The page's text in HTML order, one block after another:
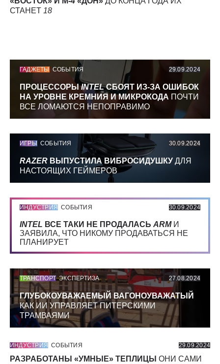
СТАНЕТ 18
ГАДЖЕТЫ СОБЫТИЯ 29.09.2024
ПРОЦЕССОРЫINTELСБОЯТ ИЗ-ЗА ОШИБОК
НА УРОВНЕ КРЕМНИЯ И МИКРОКОДА ПОЧТИ
ВСЕ ЛОМАЮТСЯ НЕПОПРАВИМО
ИГРЫ СОБЫТИЯ 30.09.2024
RAZER ВЫПУСТИЛА ВИБРОСИДУШКУ ДЛЯ
НАСТОЯЩИХ ГЕЙМЕРОВ
ИНДУСТРИЯ СОБЫТИЯ 30.09.2024
INTEL ВСЕ ТАКИ НЕ ПРОДАЛАСЬ ARMИ
ЗАЯВИЛА, ЧТО НИКОМУ ПРОДАВАТЬСЯ НЕ
ПЛАНИРУЕТ
ТРАНСПОРТ ЭКСПЕРТИЗА 27.08.2024
ГЛУБОКОУВАЖАЕМЫЙ ВАГОНОУВАЖАТЫЙ
КАК ИИ УПРАВЛЯЕТ ПИТЕРСКИМИ
ТРАМВАЯМИ
ИНДУСТРИЯ СОБЫТИЯ 29.09.2024
РАЗРАБОТАНЫ «УМНЫЕ» ТЕПЛИЦЫ ОНИ САМИ